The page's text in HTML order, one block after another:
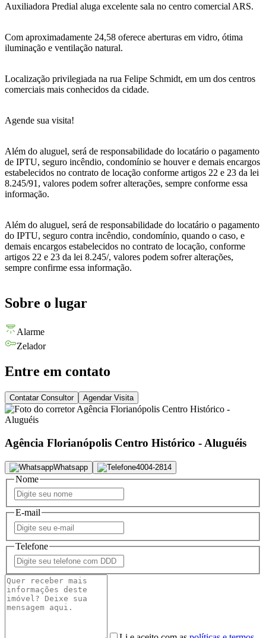
Auxiliadora Predial aluga excelente sala no centro comercial ARS.
Com aproximadamente 24,58 oferece aberturas em vidro, ótima
iluminação e ventilação natural.
Localização privilegiada na rua Felipe Schmidt, em um dos centros
comerciais mais conhecidos da cidade.
Agende sua visita!
Além do aluguel, será de responsabilidade do locatário o pagamento
de IPTU, seguro incêndio, condomínio se houver e demais encargos
estabelecidos no contrato de locação conforme artigos 22 e 23 da lei
8.245/91, valores podem sofrer alterações, sempre conforme essa
informação.
Além do aluguel, será de responsabilidade do locatário o pagamento
do IPTU, seguro contra incêndio, condomínio, quando o caso, e
demais encargos estabelecidos no contrato de locação, conforme
artigos 22 e 23 da lei 8.245/, valores podem sofrer alterações,
sempre confirme essa informação.
Sobre o lugar
Alarme
Zelador
Entre em contato
Contatar Consultor Agendar Visita
Agência Florianópolis Centro Histórico - Aluguéis
Whatsapp 4004-2814
Nome
E-mail
Telefone